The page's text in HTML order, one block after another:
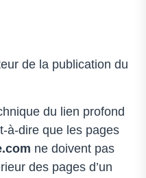
de la publication du
du lien profond
à-dire que les pages
ne doivent pas
des pages d’un